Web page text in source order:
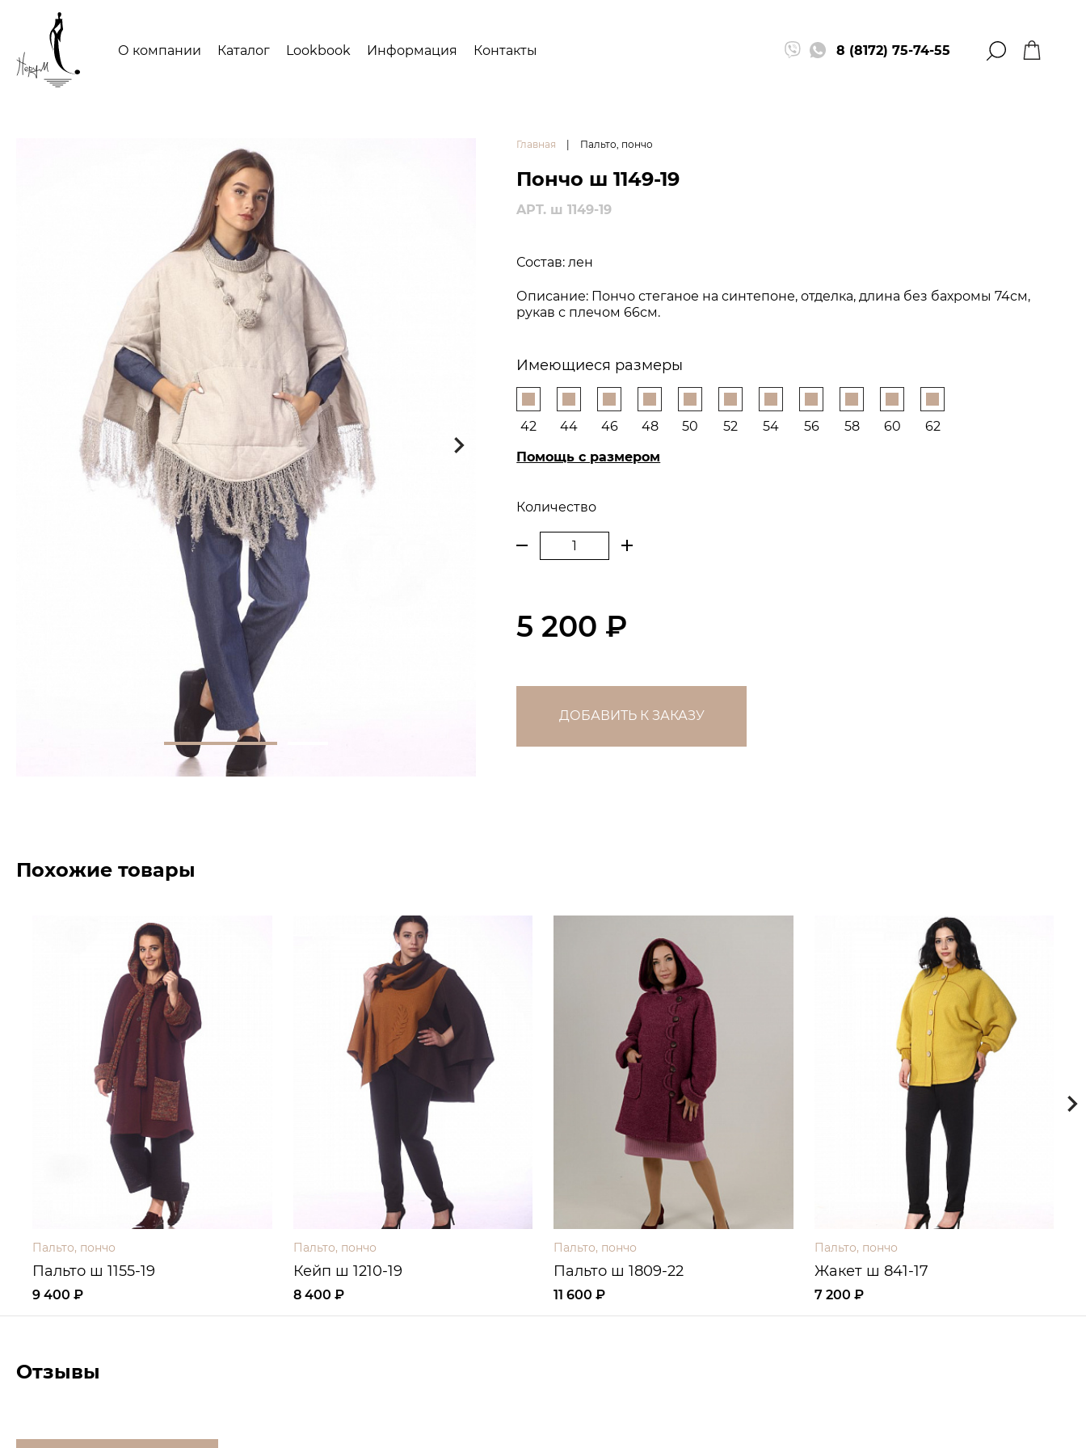
О компании Каталог Lookbook Информация Контакты 8 (8172) 75-74-55
Главная Пальто, пончо
Пончо ш 1149-19
APT. ш 1149-19
Состав: лен
Описание: Пончо стеганое на синтепоне, отделка, длина без бахромы 74см,
рукав с плечом 66см.
Имеющиеся размеры
42 44 46 48 50 52 54 56 58 60
62
Помощь с размером
Количество
5 200 ₽
ДОБАВИТЬ К ЗАКАЗУ
Похожие товары
Пальто, пончо
Пальто ш 1155-19
9 400 ₽
Пальто, пончо
Кейп ш 1210-19
8 400 ₽
Пальто, пончо
Пальто ш 1809-22
11 600 ₽
Пальто, пончо
Жакет ш 841-17
7 200 ₽
Отзывы